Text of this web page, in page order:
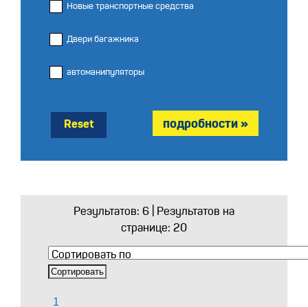
Новые транспортные средства
Двери багажника
автоманипуляторы
Reset
Результатов: 6 | Результатов на
странице: 20